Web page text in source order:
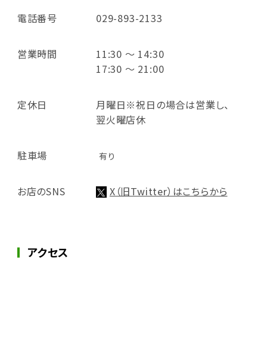
電話番号 029-893-2133
営業時間
11:30 ～ 14:30
17:30 ～ 21:00
定休日
月曜日※祝日の場合は営業し、
翌火曜店休
駐車場 有り
お店のSNS X（旧Twitter）はこちらから
アクセス